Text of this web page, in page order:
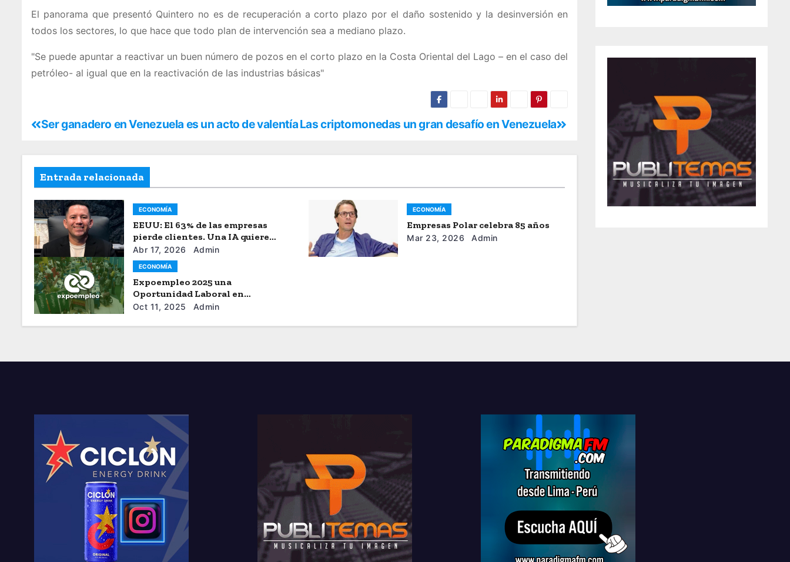
El panorama que presentó Quintero no es de recuperación a corto plazo por el daño sostenido y la desinversión en
todos los sectores, lo que hace que todo plan de intervención sea a mediano plazo.
"Se puede apuntar a reactivar un buen número de pozos en el corto plazo en la Costa Oriental del Lago – en el caso del
petróleo- al igual que en la reactivación de las industrias básicas"
Las criptomonedas un gran desafí­o en Venezuela
Ser ganadero en Venezuela es un acto de valentía
Entrada relacionada
ECONOMÍA
EEUU: El 63% de las empresas
pierde clientes. Una IA quiere
acabar con la “fuga de capital”
Abr 17, 2026 Admin
ECONOMÍA
Empresas Polar celebra 85 años
Mar 23, 2026 Admin
ECONOMÍA
Expoempleo 2025 una
Oportunidad Laboral en
Venezuela
Oct 11, 2025 Admin